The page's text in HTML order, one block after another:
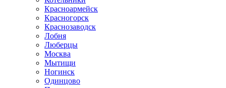
Красноармейск
Красногорск
Краснозаводск
Лобня
Люберцы
Москва
Мытищи
Ногинск
Одинцово